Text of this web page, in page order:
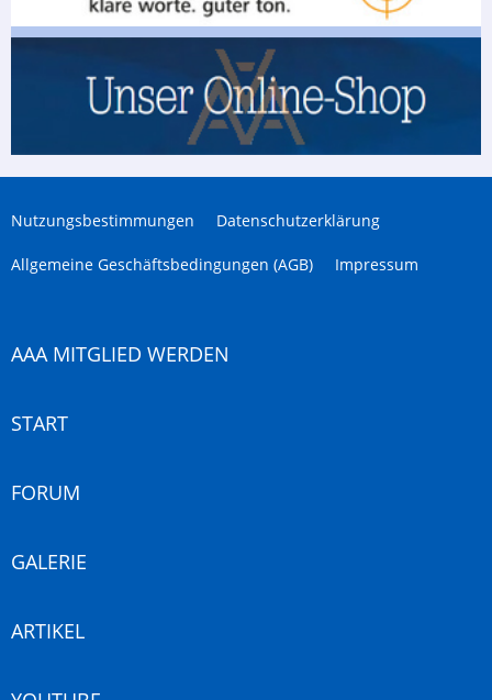
Nutzungsbestimmungen Datenschutzerklärung
Allgemeine Geschäftsbedingungen (AGB) Impressum
AAA MITGLIED WERDEN
START
FORUM
GALERIE
ARTIKEL